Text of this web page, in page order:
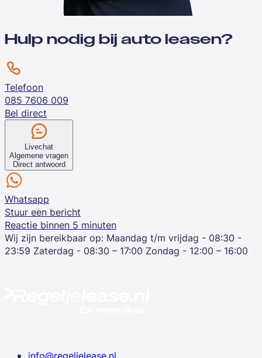
Hulp nodig bij auto leasen?
Telefoon
085 7606 009
Bel direct
Livechat
Algemene vragen
Direct antwoord
Whatsapp
Stuur een bericht
Reactie binnen 5 minuten
Wij zijn bereikbaar op: Maandag t/m vrijdag - 08:30 -
23:59 Zaterdag - 08:30 – 17:00 Zondag - 12:00 – 16:00